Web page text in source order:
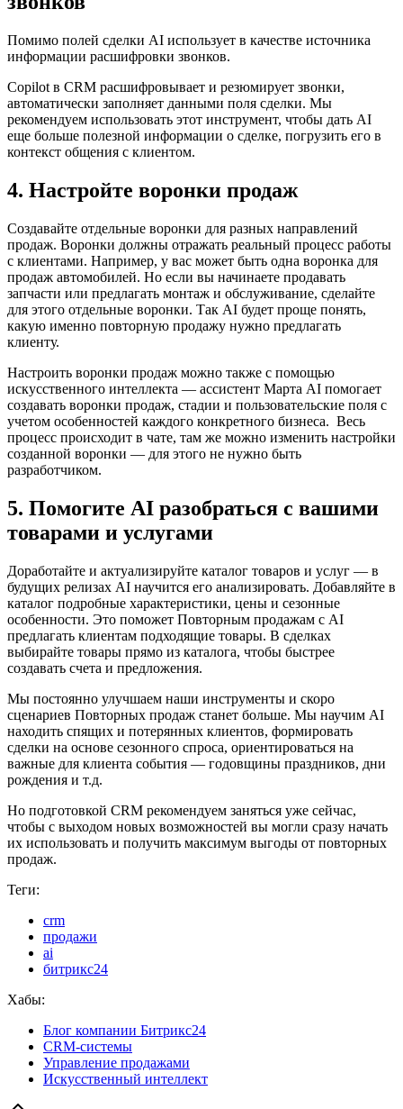
Помимо полей сделки AI использует в качестве источника
информации расшифровки звонков.
Copilot в CRM расшифровывает и резюмирует звонки,
автоматически заполняет данными поля сделки. Мы
рекомендуем использовать этот инструмент, чтобы дать AI
еще больше полезной информации о сделке, погрузить его в
контекст общения с клиентом.
4. Настройте воронки продаж
Создавайте отдельные воронки для разных направлений
продаж. Воронки должны отражать реальный процесс работы
с клиентами. Например, у вас может быть одна воронка для
продаж автомобилей. Но если вы начинаете продавать
запчасти или предлагать монтаж и обслуживание, сделайте
для этого отдельные воронки. Так AI будет проще понять,
какую именно повторную продажу нужно предлагать
клиенту.
Настроить воронки продаж можно также с помощью
искусственного интеллекта — ассистент Марта AI помогает
создавать воронки продаж, стадии и пользовательские поля с
учетом особенностей каждого конкретного бизнеса. Весь
процесс происходит в чате, там же можно изменить настройки
созданной воронки — для этого не нужно быть
разработчиком.
5. Помогите AI разобраться с вашими
товарами и услугами
Доработайте и актуализируйте каталог товаров и услуг — в
будущих релизах AI научится его анализировать. Добавляйте в
каталог подробные характеристики, цены и сезонные
особенности. Это поможет Повторным продажам с AI
предлагать клиентам подходящие товары. В сделках
выбирайте товары прямо из каталога, чтобы быстрее
создавать счета и предложения.
Мы постоянно улучшаем наши инструменты и скоро
сценариев Повторных продаж станет больше. Мы научим AI
находить спящих и потерянных клиентов, формировать
сделки на основе сезонного спроса, ориентироваться на
важные для клиента события — годовщины праздников, дни
рождения и т.д.
Но подготовкой CRM рекомендуем заняться уже сейчас,
чтобы с выходом новых возможностей вы могли сразу начать
их использовать и получить максимум выгоды от повторных
продаж.
Теги:
crm
продажи
ai
битрикс24
Хабы:
Блог компании Битрикс24
CRM-системы
Управление продажами
Искусственный интеллект